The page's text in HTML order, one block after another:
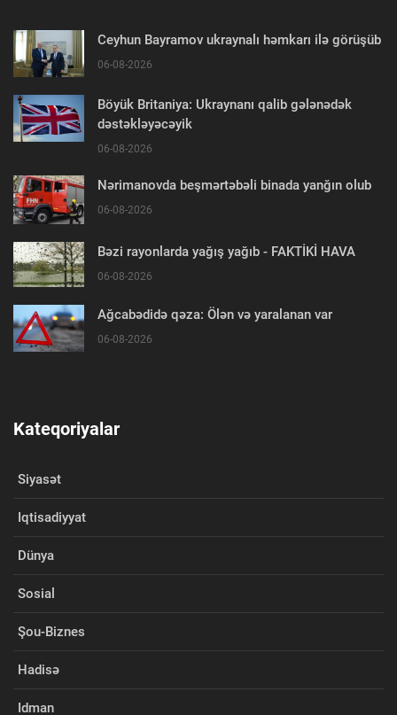
Ceyhun Bayramov ukraynalı həmkarı ilə görüşüb
06-08-2026
Böyük Britaniya: Ukraynanı qalib gələnədək
dəstəkləyəcəyik
06-08-2026
Nərimanovda beşmərtəbəli binada yanğın olub
06-08-2026
Bəzi rayonlarda yağış yağıb - FAKTİKİ HAVA
06-08-2026
Ağcabədidə qəza: Ölən və yaralanan var
06-08-2026
Kateqoriyalar
Siyasət
Iqtisadiyyat
Dünya
Sosial
Şou-Biznes
Hadisə
Idman